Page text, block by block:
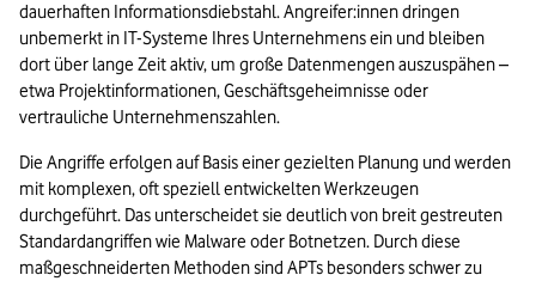
dauerhaften Informationsdiebstahl. Angreifer:innen dringen
unbemerkt in IT-Systeme Ihres Unternehmens ein und bleiben
dort über lange Zeit aktiv, um große Datenmengen auszuspähen –
etwa Projektinformationen, Geschäftsgeheimnisse oder
vertrauliche Unternehmenszahlen.
Die Angriffe erfolgen auf Basis einer gezielten Planung und werden
mit komplexen, oft speziell entwickelten Werkzeugen
durchgeführt. Das unterscheidet sie deutlich von breit gestreuten
Standardangriffen wie Malware oder Botnetzen. Durch diese
maßgeschneiderten Methoden sind APTs besonders schwer zu